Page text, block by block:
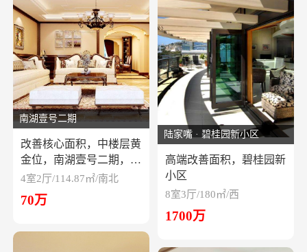
南湖壹号二期
改善核心面积，中楼层黄
金位，南湖壹号二期，高
端改善四居
4室2厅/114.87㎡/南北
70万
陆家嘴 · 碧桂园新小区
高端改善面积，碧桂园新
小区
8室3厅/180㎡/西
1700万